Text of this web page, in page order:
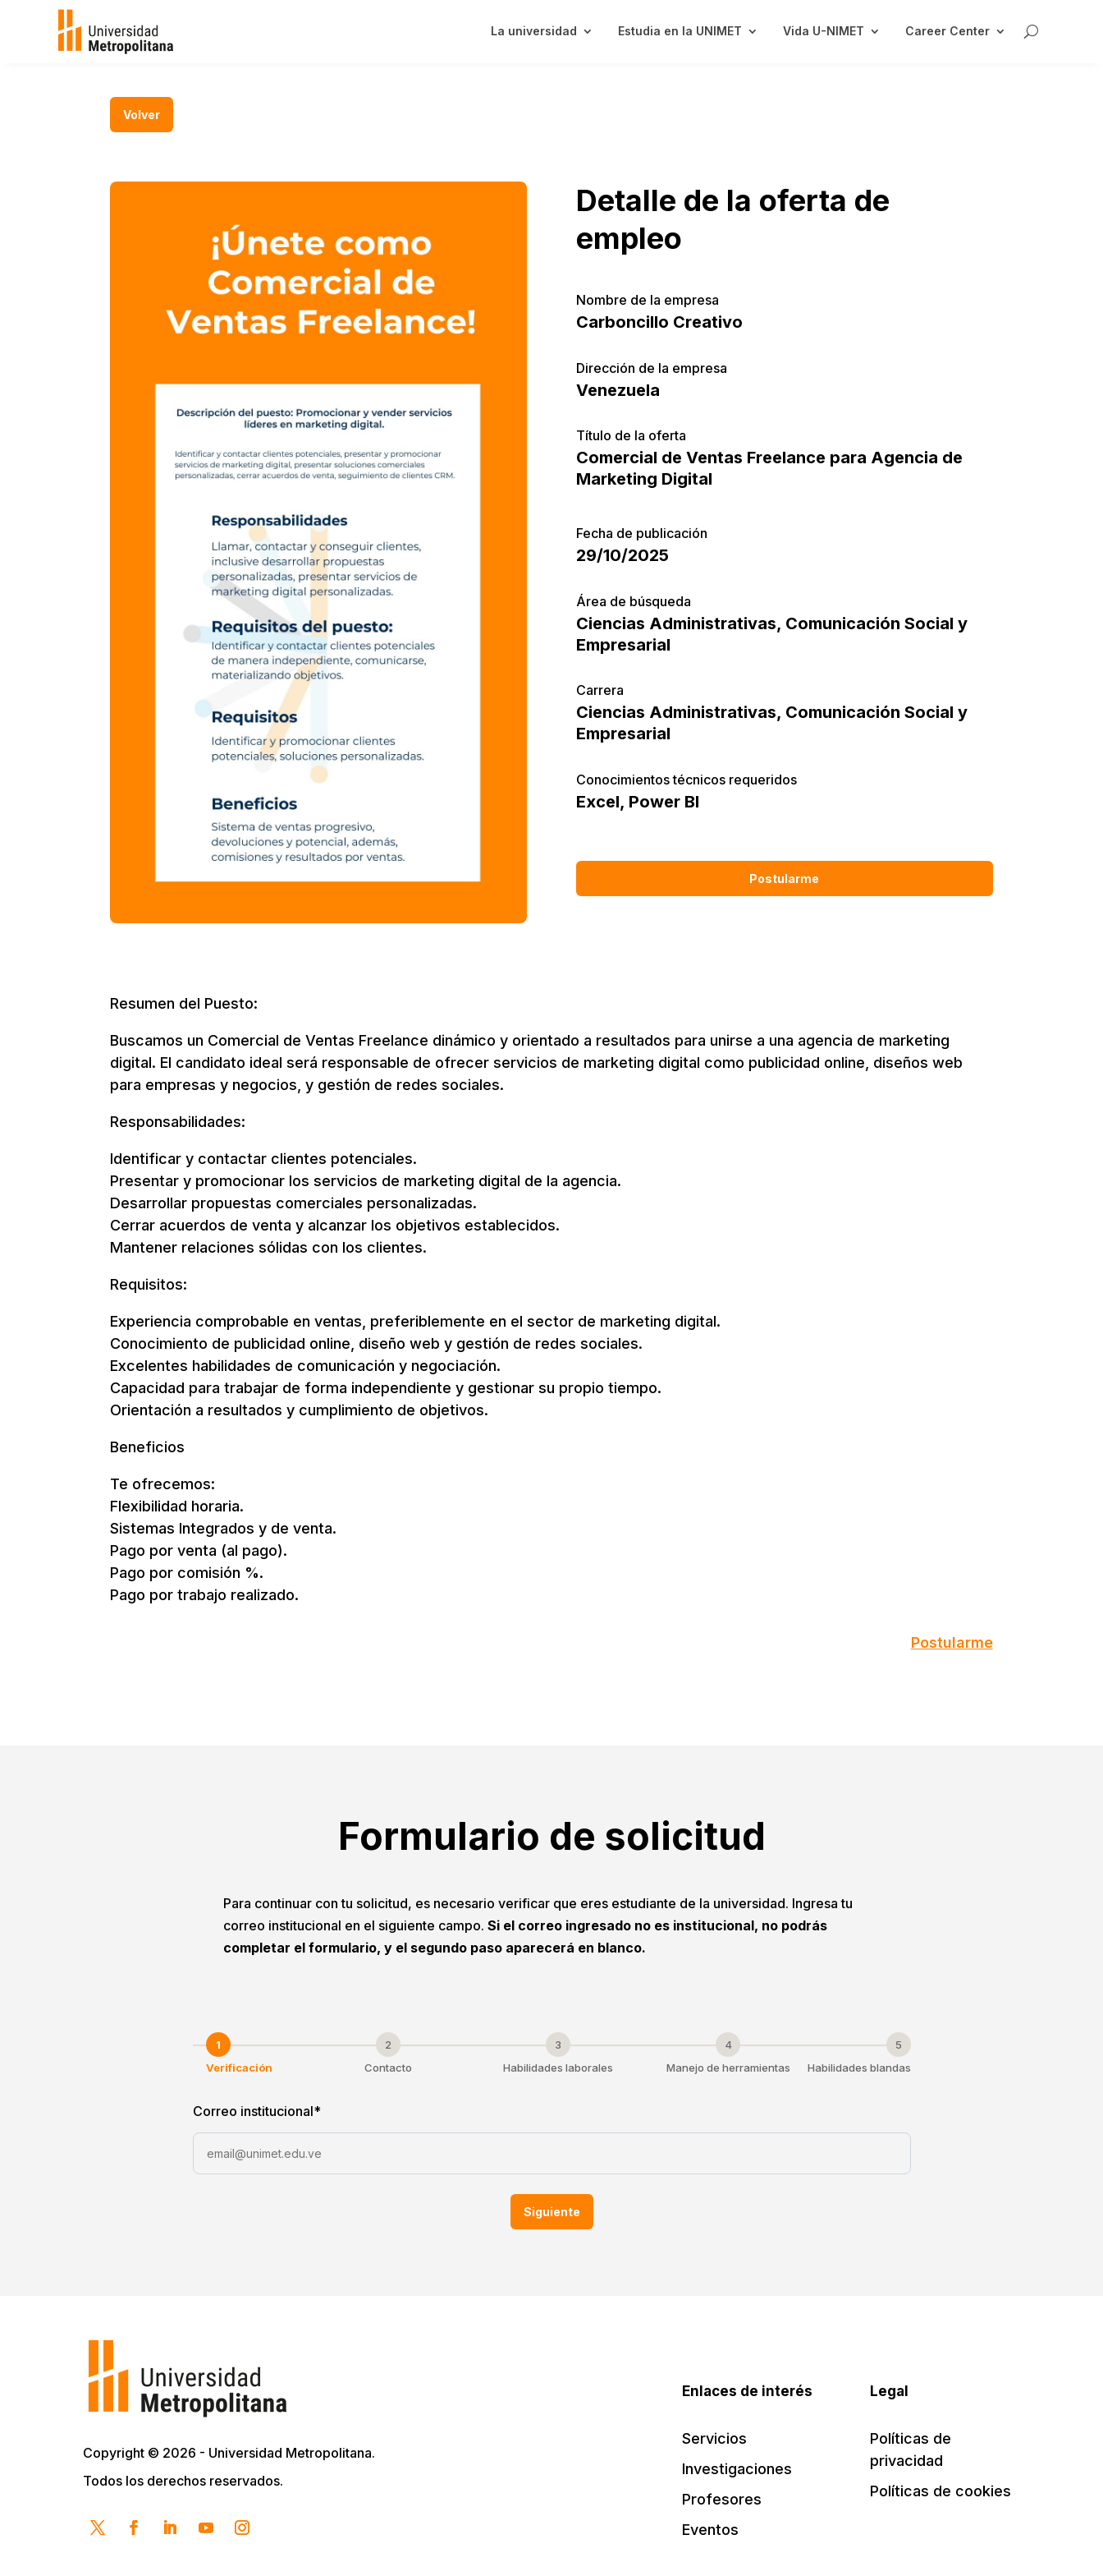
La universidad Estudia en la UNIMET Vida U-NIMET Career Center
Volver
Detalle de la oferta de
empleo
Nombre de la empresa
Carboncillo Creativo
Dirección de la empresa
Venezuela
Título de la oferta
Comercial de Ventas Freelance para Agencia de
Marketing Digital
Fecha de publicación
29/10/2025
Área de búsqueda
Ciencias Administrativas, Comunicación Social y
Empresarial
Carrera
Ciencias Administrativas, Comunicación Social y
Empresarial
Conocimientos técnicos requeridos
Excel, Power BI
Postularme
Resumen del Puesto:
Buscamos un Comercial de Ventas Freelance dinámico y orientado a resultados para unirse a una agencia de marketing
digital. El candidato ideal será responsable de ofrecer servicios de marketing digital como publicidad online, diseños web
para empresas y negocios, y gestión de redes sociales.
Responsabilidades:
Identificar y contactar clientes potenciales.
Presentar y promocionar los servicios de marketing digital de la agencia.
Desarrollar propuestas comerciales personalizadas.
Cerrar acuerdos de venta y alcanzar los objetivos establecidos.
Mantener relaciones sólidas con los clientes.
Requisitos:
Experiencia comprobable en ventas, preferiblemente en el sector de marketing digital.
Conocimiento de publicidad online, diseño web y gestión de redes sociales.
Excelentes habilidades de comunicación y negociación.
Capacidad para trabajar de forma independiente y gestionar su propio tiempo.
Orientación a resultados y cumplimiento de objetivos.
Beneficios
Te ofrecemos:
Flexibilidad horaria.
Sistemas Integrados y de venta.
Pago por venta (al pago).
Pago por comisión %.
Pago por trabajo realizado.
Postularme
Formulario de solicitud
Para continuar con tu solicitud, es necesario verificar que eres estudiante de la universidad. Ingresa tu
correo institucional en el siguiente campo. Si el correo ingresado no es institucional, no podrás
completar el formulario, y el segundo paso aparecerá en blanco.
1
Verificación
2
Contacto
3
Habilidades laborales
4
Manejo de herramientas
5
Habilidades blandas
Correo institucional*
Siguiente
Copyright © 2026 - Universidad Metropolitana.
Todos los derechos reservados.
Enlaces de interés
Servicios
Investigaciones
Profesores
Eventos
Legal
Políticas de
privacidad
Políticas de cookies